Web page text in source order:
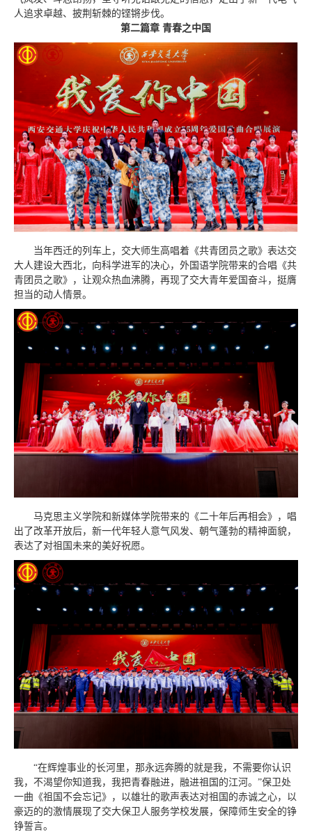
人追求卓越、披荆斩棘的铿锵步伐。
第二篇章 青春之中国
当年西迁的列车上，交大师生高唱着《共青团员之歌》表达交
大人建设大西北，向科学进军的决心，外国语学院带来的合唱《共
青团员之歌》，让观众热血沸腾，再现了交大青年爱国奋斗，挺膺
担当的动人情景。
马克思主义学院和新媒体学院带来的《二十年后再相会》，唱
出了改革开放后，新一代年轻人意气风发、朝气蓬勃的精神面貌，
表达了对祖国未来的美好祝愿。
“在辉煌事业的长河里，那永远奔腾的就是我，不需要你认识
我，不渴望你知道我，我把青春融进，融进祖国的江河。”保卫处
一曲《祖国不会忘记》，以雄壮的歌声表达对祖国的赤诚之心，以
豪迈的的激情展现了交大保卫人服务学校发展，保障师生安全的铮
铮誓言。